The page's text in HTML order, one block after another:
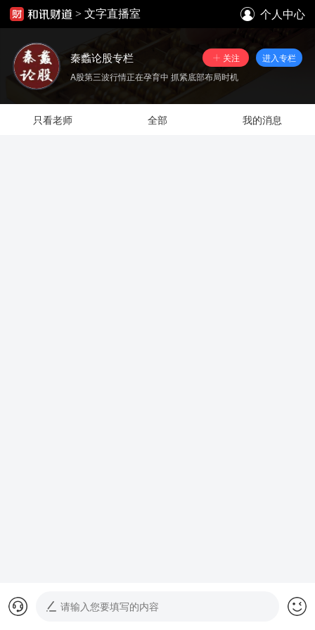
> 文字直播室 个人中心
秦蠡论股专栏 关注
进入专栏
A股第三波行情正在孕育中 抓紧底部布局时机
只看老师 全部 我的消息